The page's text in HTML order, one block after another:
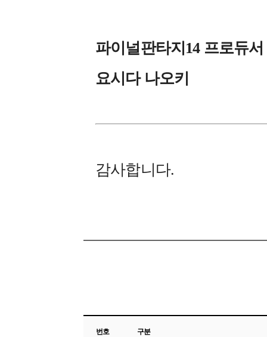
파이널판타지14 프로듀
요시다 나오키
감사합니다.
번호 구분